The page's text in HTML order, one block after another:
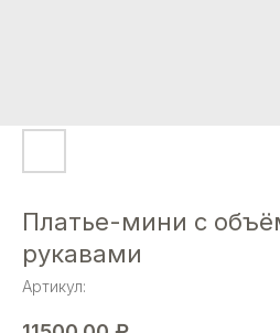
Платье-мини с
рукавами
Артикул: